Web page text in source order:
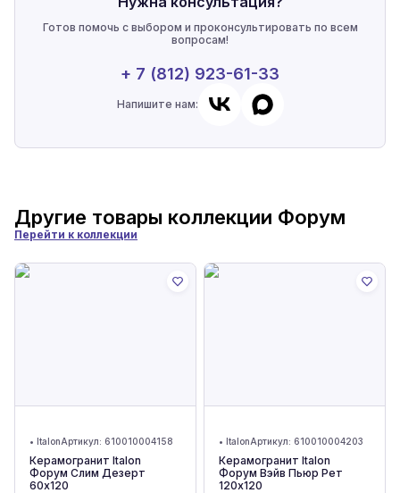
Готов помочь с выбором и проконсультировать по всем
вопросам!
+ 7 (812) 923-61-33
Напишите нам:
Другие товары коллекции Форум
Перейти к коллекции
• ItalonАртикул: 610010004158
Керамогранит Italon
Форум Слим Дезерт
60x120
• ItalonАртикул: 610010004203
Керамогранит Italon
Форум Вэйв Пьюр Рет
120x120